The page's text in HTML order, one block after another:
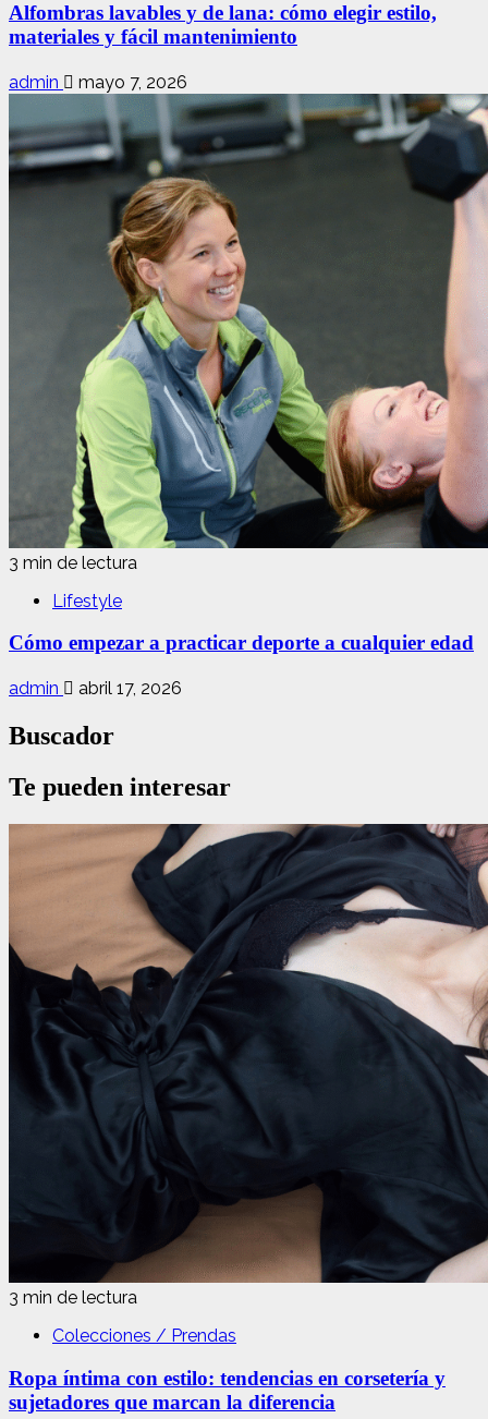
Alfombras lavables y de lana: cómo elegir estilo,
materiales y fácil mantenimiento
admin mayo 7, 2026
3 min de lectura
Lifestyle
Cómo empezar a practicar deporte a cualquier edad
admin abril 17, 2026
Buscador
Te pueden interesar
3 min de lectura
Colecciones / Prendas
Ropa íntima con estilo: tendencias en corsetería y
sujetadores que marcan la diferencia